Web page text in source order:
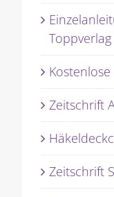
Toppverlag
Zeitschrift
Zeitschrift